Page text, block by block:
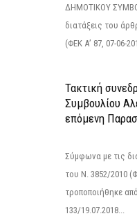
ΔΗΜΟΤΙΚΟΥ
διατάξεις του
(ΦΕΚ Α’ 87, 07-06-
Τακτική
Συμβουλίου
επόμενη
Σύμφωνα με τις
του Ν. 3852/2010
τροποποιήθηκε
133/19.07.2018...